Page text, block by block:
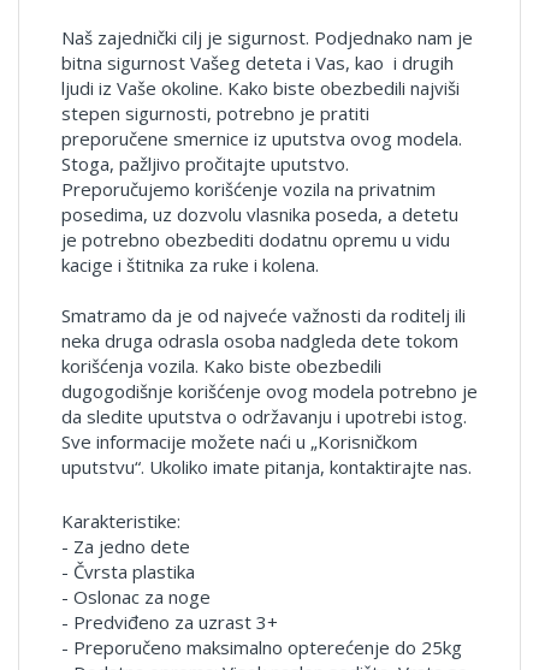
Naš zajednički cilj je sigurnost. Podjednako nam je
bitna sigurnost Vašeg deteta i Vas, kao i drugih
ljudi iz Vaše okoline. Kako biste obezbedili najviši
stepen sigurnosti, potrebno je pratiti
preporučene smernice iz uputstva ovog modela.
Stoga, pažljivo pročitajte uputstvo.
Preporučujemo korišćenje vozila na privatnim
posedima, uz dozvolu vlasnika poseda, a detetu
je potrebno obezbediti dodatnu opremu u vidu
kacige i štitnika za ruke i kolena.
Smatramo da je od najveće važnosti da roditelj ili
neka druga odrasla osoba nadgleda dete tokom
korišćenja vozila. Kako biste obezbedili
dugogodišnje korišćenje ovog modela potrebno je
da sledite uputstva o održavanju i upotrebi istog.
Sve informacije možete naći u „Korisničkom
uputstvu“. Ukoliko imate pitanja, kontaktirajte nas.
Karakteristike:
- Za jedno dete
- Čvrsta plastika
- Oslonac za noge
- Predviđeno za uzrast 3+
- Preporučeno maksimalno opterećenje do 25kg